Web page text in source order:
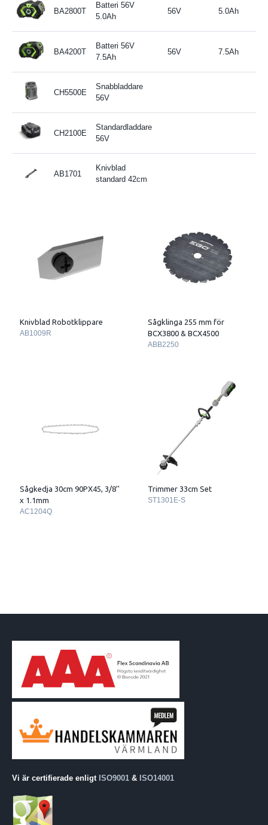
BA2800T
Batteri 56V
5.0Ah
56V 5.0Ah
BA4200T
Batteri 56V
7.5Ah
56V 7.5Ah
CH5500E
Snabbladdare
56V
CH2100E
Standardladdare
56V
AB1701
Knivblad
standard 42cm
Knivblad Robotklippare
AB1009R
Sågklinga 255 mm för
BCX3800 & BCX4500
ABB2250
Sågkedja 30cm 90PX45, 3/8''
x 1.1mm
AC1204Q
Trimmer 33cm Set
ST1301E-S
Vi är certifierade enligt ISO9001 & ISO14001